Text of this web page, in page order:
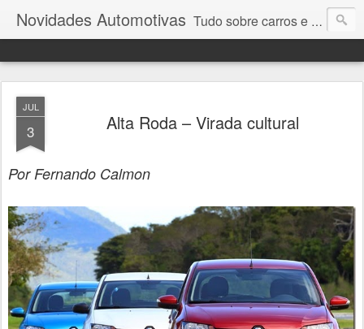
Novidades Automotivas Tudo sobre carros e motores
JUL
3 Alta Roda – Virada cultural
Por Fernando Calmon